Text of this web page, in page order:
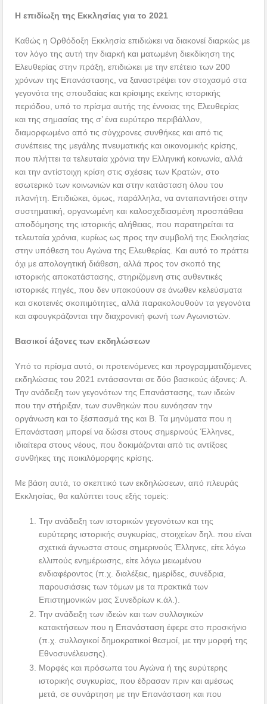
Η επιδίωξη της Εκκλησίας για το 2021
Καθώς η Ορθόδοξη Εκκλησία επιδιώκει να διακονεί διαρκώς με
τον λόγο της αυτή την διαρκή και ματωμένη διεκδίκηση της
Ελευθερίας στην πράξη, επιδιώκει με την επέτειο των 200
χρόνων της Επανάστασης, να ξαναστρέψει τον στοχασμό στα
γεγονότα της σπουδαίας και κρίσιμης εκείνης ιστορικής
περιόδου, υπό το πρίσμα αυτής της έννοιας της Ελευθερίας
και της σημασίας της σ’ ένα ευρύτερο περιβάλλον,
διαμορφωμένο από τις σύγχρονες συνθήκες και από τις
συνέπειες της μεγάλης πνευματικής και οικονομικής κρίσης,
που πλήττει τα τελευταία χρόνια την Ελληνική κοινωνία, αλλά
και την αντίστοιχη κρίση στις σχέσεις των Κρατών, στο
εσωτερικό των κοινωνιών και στην κατάσταση όλου του
πλανήτη. Επιδιώκει, όμως, παράλληλα, να ανταπαντήσει στην
συστηματική, οργανωμένη και καλοσχεδιασμένη προσπάθεια
αποδόμησης της ιστορικής αλήθειας, που παρατηρείται τα
τελευταία χρόνια, κυρίως ως προς την συμβολή της Εκκλησίας
στην υπόθεση του Αγώνα της Ελευθερίας. Και αυτό το πράττει
όχι με απολογητική διάθεση, αλλά προς τον σκοπό της
ιστορικής αποκατάστασης, στηριζόμενη στις αυθεντικές
ιστορικές πηγές, που δεν υπακούουν σε άνωθεν κελεύσματα
και σκοτεινές σκοπιμότητες, αλλά παρακολουθούν τα γεγονότα
και αφουγκράζονται την διαχρονική φωνή των Αγωνιστών.
Βασικοί άξονες των εκδηλώσεων
Υπό το πρίσμα αυτό, οι προτεινόμενες και προγραμματιζόμενες
εκδηλώσεις του 2021 εντάσσονται σε δύο βασικούς άξονες: Α.
Την ανάδειξη των γεγονότων της Επανάστασης, των ιδεών
που την στήριξαν, των συνθηκών που ευνόησαν την
οργάνωση και το ξέσπασμά της και Β. Τα μηνύματα που η
Επανάσταση μπορεί να δώσει στους σημερινούς Έλληνες,
ιδιαίτερα στους νέους, που δοκιμάζονται από τις αντίξοες
συνθήκες της ποικιλόμορφης κρίσης.
Με βάση αυτά, το σκεπτικό των εκδηλώσεων, από πλευράς
Εκκλησίας, θα καλύπτει τους εξής τομείς:
Την ανάδειξη των ιστορικών γεγονότων και της
ευρύτερης ιστορικής συγκυρίας, στοιχείων δηλ. που είναι
σχετικά άγνωστα στους σημερινούς Έλληνες, είτε λόγω
ελλιπούς ενημέρωσης, είτε λόγω μειωμένου
ενδιαφέροντος (π.χ. διαλέξεις, ημερίδες, συνέδρια,
παρουσιάσεις των τόμων με τα πρακτικά των
Επιστημονικών μας Συνεδρίων κ.άλ.).
Την ανάδειξη των ιδεών και των συλλογικών
κατακτήσεων που η Επανάσταση έφερε στο προσκήνιο
(π.χ. συλλογικοί δημοκρατικοί θεσμοί, με την μορφή της
Εθνοσυνέλευσης).
Μορφές και πρόσωπα του Αγώνα ή της ευρύτερης
ιστορικής συγκυρίας, που έδρασαν πριν και αμέσως
μετά, σε συνάρτηση με την Επανάσταση και που